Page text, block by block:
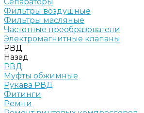
Фильтры воздушные
Фильтры масляные
Частотные преобразователи
Электромагнитные клапаны
РВД
Назад
РВД
Муфты обжимные
Рукава РВД
Фитинги
Ремни